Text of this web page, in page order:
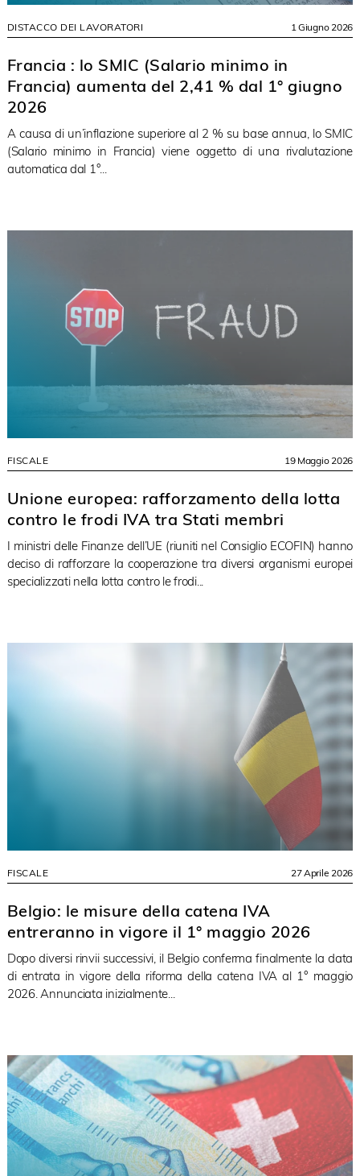
DISTACCO DEI LAVORATORI 1 Giugno 2026
Francia : lo SMIC (Salario minimo in
Francia) aumenta del 2,41 % dal 1° giugno
2026
A causa di un’inflazione superiore al 2 % su base annua, lo SMIC
(Salario minimo in Francia) viene oggetto di una rivalutazione
automatica dal 1°...
FISCALE 19 Maggio 2026
Unione europea: rafforzamento della lotta
contro le frodi IVA tra Stati membri
I ministri delle Finanze dell’UE (riuniti nel Consiglio ECOFIN) hanno
deciso di rafforzare la cooperazione tra diversi organismi europei
specializzati nella lotta contro le frodi...
FISCALE 27 Aprile 2026
Belgio: le misure della catena IVA
entreranno in vigore il 1° maggio 2026
Dopo diversi rinvii successivi, il Belgio conferma finalmente la data
di entrata in vigore della riforma della catena IVA al 1° maggio
2026. Annunciata inizialmente...